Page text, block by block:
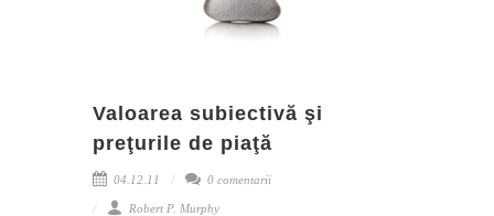
Valoarea subiectivă şi
preţurile de piaţă
04.12.11 0 comentarii
Robert P. Murphy